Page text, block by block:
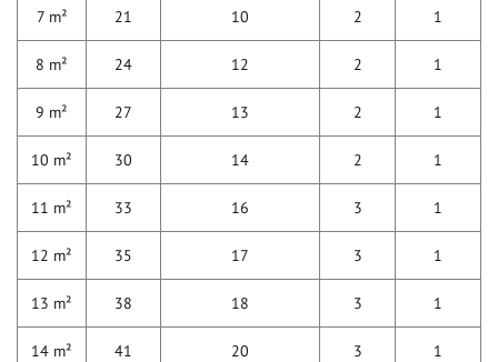
7 m² 21 10 2 1
8 m² 24 12 2 1
9 m² 27 13 2 1
10 m² 30 14 2 1
11 m² 33 16 3 1
12 m² 35 17 3 1
13 m² 38 18 3 1
14 m² 41 20 3 1